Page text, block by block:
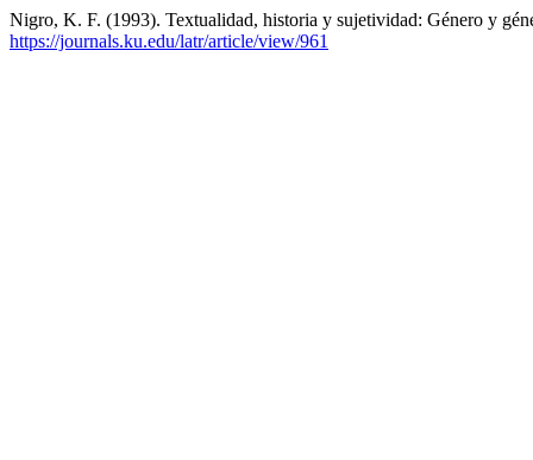
Nigro, K. F. (1993). Textualidad, historia y sujetividad: Género y
https://journals.ku.edu/latr/article/view/961